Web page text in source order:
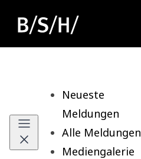
Neueste
Meldungen
Alle Meldungen
Mediengalerie